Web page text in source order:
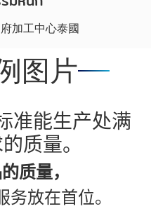
加工中心泰國
图片
准能生产处满
质量。
质量，
放在首位。